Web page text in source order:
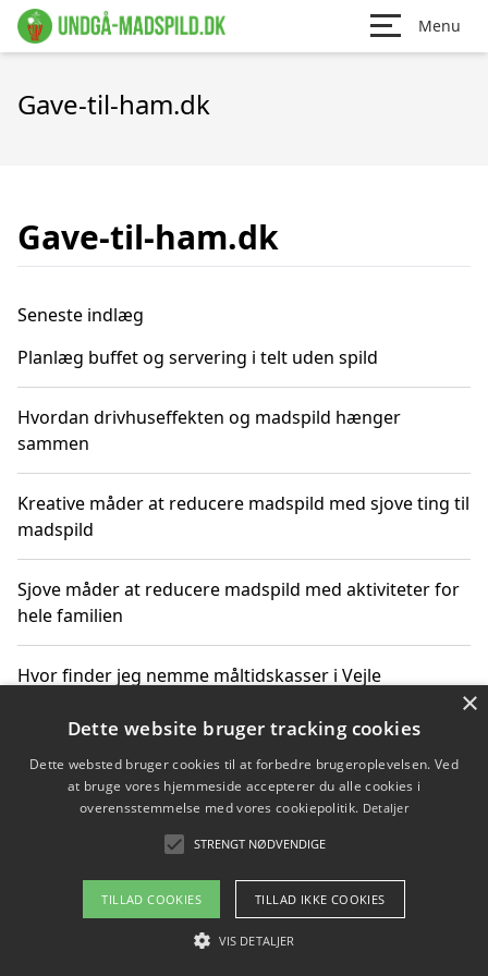
Menu
Gave-til-ham.dk
Gave-til-ham.dk
Seneste indlæg
Planlæg buffet og servering i telt uden spild
Hvordan drivhuseffekten og madspild hænger
sammen
Kreative måder at reducere madspild med sjove ting til
madspild
Sjove måder at reducere madspild med aktiviteter for
hele familien
Hvor finder jeg nemme måltidskasser i Vejle
Copyright 2026 - Pilanto Aps
Om / kontakt
Blog Betingelser
×
Dette website bruger tracking cookies
Dette websted bruger cookies til at forbedre brugeroplevelsen. Ved
at bruge vores hjemmeside accepterer du alle cookies i
overensstemmelse med vores cookiepolitik. Detaljer
STRENGT NØDVENDIGE
TILLAD COOKIES TILLAD IKKE COOKIES
VIS DETALJER